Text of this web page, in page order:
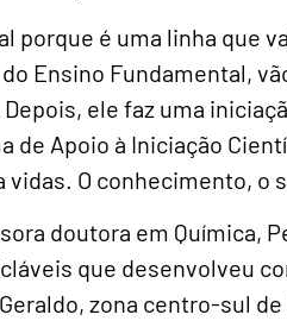
porque é uma linha que
Ensino Fundamental,
ele faz uma
de Apoio à Iniciação
vidas. O conhecimento, o
doutora em Química,
que desenvolveu
zona centro-sul